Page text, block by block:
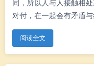
同，所以人与人接触相
对付，在一起会有矛盾与
阅读全文